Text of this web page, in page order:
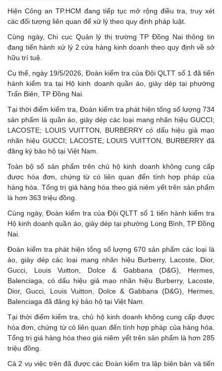
Hiện Công an TP.HCM đang tiếp tục mở rộng điều tra, truy xét
các đối tượng liên quan để xử lý theo quy định pháp luật.
Cùng ngày, Chi cục Quản lý thị trường TP Đồng Nai thông tin
đang tiến hành xử lý 2 cửa hàng kinh doanh theo quy định về sở
hữu trí tuệ.
Cụ thể, ngày 19/5/2026, Đoàn kiểm tra của Đội QLTT số 1 đã tiến
hành kiểm tra tại Hộ kinh doanh quần áo, giày dép tại phường
Trấn Biên, TP Đồng Nai.
Tại thời điểm kiểm tra, Đoàn kiểm tra phát hiện tổng số lượng 734
sản phẩm là quần áo, giày dép các loại mang nhãn hiệu GUCCI;
LACOSTE; LOUIS VUITTON, BURBERRY có dấu hiệu giả mạo
nhãn hiệu GUCCI; LACOSTE; LOUIS VUITTON, BURBERRY đã
đăng ký bảo hộ tại Việt Nam.
Toàn bộ số sản phẩm trên chủ hộ kinh doanh không cung cấp
được hóa đơn, chứng từ có liên quan đến tính hợp pháp của
hàng hóa. Tổng trị giá hàng hóa theo giá niêm yết trên sản phẩm
là hơn 363 triệu đồng.
Cùng ngày, Đoàn kiểm tra của Đội QLTT số 1 tiến hành kiểm tra
Hộ kinh doanh quần áo, giày dép tại phường Long Bình, TP Đồng
Nai.
Đoàn kiểm tra phát hiện tổng số lượng 670 sản phẩm các loại là
áo, giày dép các loại mang nhãn hiệu Burberry, Lacoste, Dior,
Gucci, Louis Vuitton, Dolce & Gabbana (D&G), Hermes,
Balenciaga, có dấu hiệu giả mạo nhãn hiệu Burberry, Lacoste,
Dior, Gucci, Louis Vuitton, Dolce & Gabbana (D&G), Hermes,
Balenciaga đã đăng ký bảo hộ tại Việt Nam.
Tại thời điểm kiểm tra, chủ hộ kinh doanh không cung cấp được
hóa đơn, chứng từ có liên quan đến tính hợp pháp của hàng hóa.
Tổng trị giá hàng hóa theo giá niêm yết trên sản phẩm là hơn 285
triệu đồng.
Cả 2 vụ việc trên đã được các Đoàn kiểm tra lập biên bản và tiến